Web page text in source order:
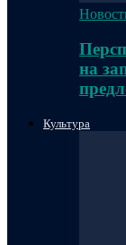
на
Культура